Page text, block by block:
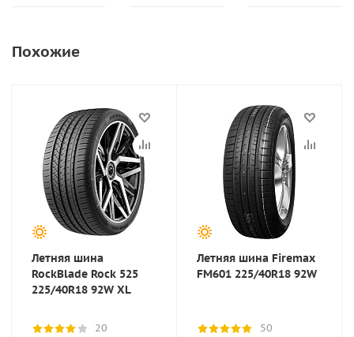
Похожие
Летняя шина
RockBlade Rock 525
225/40R18 92W XL
20
Летняя шина Firemax
FM601 225/40R18 92W
50